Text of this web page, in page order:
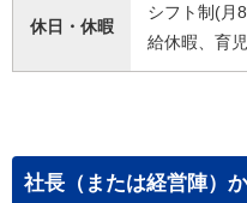
休日・休暇
シフト制(月
給休暇、育
社長（または経営陣）